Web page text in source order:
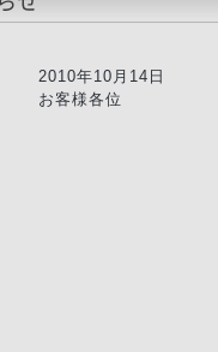
2010年10月14日
お客様各位